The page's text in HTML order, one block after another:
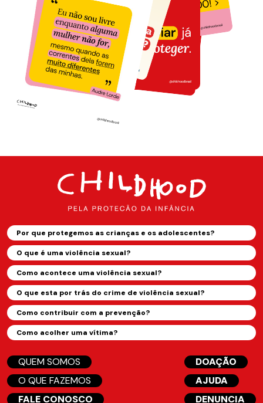
Por que protegemos as crianças e os adolescentes?
O que é uma violência sexual?
Como acontece uma violência sexual?
O que esta por trás do crime de violência sexual?
Como contribuir com a prevenção?
Como acolher uma vítima?
QUEM SOMOS
O QUE FAZEMOS
FALE CONOSCO
DOAÇÃO
AJUDA
DENUNCIA